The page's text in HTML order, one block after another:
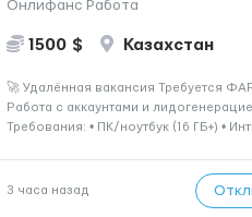
Онлифанс Работа
1500 $ Казахстан
🚀 Удалённая вакансия Требуется
Работа с аккаунтами и
Требования: • ПК/ноутбук (16 ГБ+) •
3 часа назад